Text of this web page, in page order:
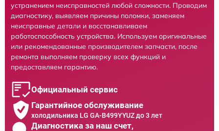
устранением неисправностей любой сложности. Проводим
диагностику, выявляем причины поломки, заменяем
неисправные детали и восстанавливаем
работоспособность устройства. Используем оригинальные
или рекомендованные производителем запчасти, после
ремонта выполняем проверку всех функций и
предоставляем гарантию.
Официальный сервис
Гарантийное обслуживание
холодильника LG GA-B499YYUZ до 3 лет
Диагностика за наш счет,